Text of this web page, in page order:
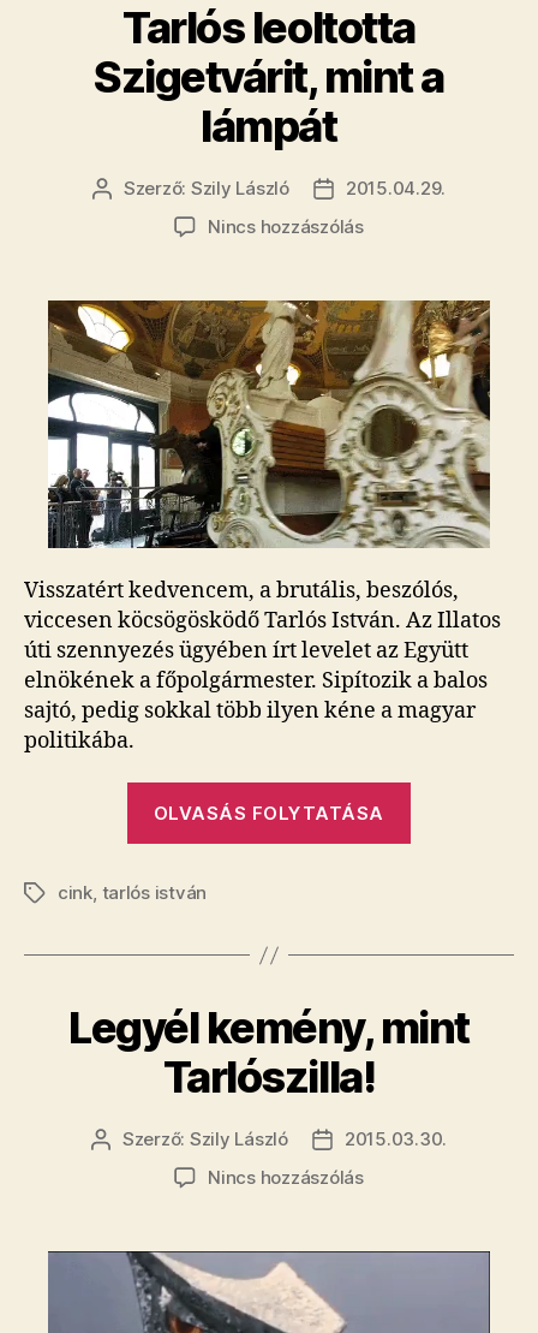
és
Tarlós leoltotta
Szigetvárit, mint a
lámpát
Bejegyzés
Szerző: Szily László
Bejegyzés
dátuma
2015.04.29.
Nincs hozzászólása(z)
Szigetvárit,
mint
a
lámpát
bejegyzéshez
Visszatért kedvencem, a brutális, beszólós,
viccesen köcsögösködő Tarlós István. Az Illatos
úti szennyezés ügyében írt levelet az Együtt
elnökének a főpolgármester. Sipítozik a balos
sajtó, pedig sokkal több ilyen kéne a magyar
politikába.
OLVASÁS FOLYTATÁSA
lámpát”
Címkék
cink, tarlós istván
Legyél kemény, mint
Tarlószilla!
Bejegyzés
Szerző: Szily László
Bejegyzés
dátuma
2015.03.30.
Nincs hozzászólása(z)
mint